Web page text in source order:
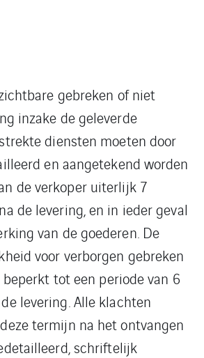
gebreken of niet
inzake de geleverde
diensten moeten door
en aangetekend worden
de verkoper uiterlijk 7
de levering, en in ieder geval
van de goederen. De
voor verborgen gebreken
tot een periode van 6
levering. Alle klachten
termijn na het ontvangen
schriftelijk